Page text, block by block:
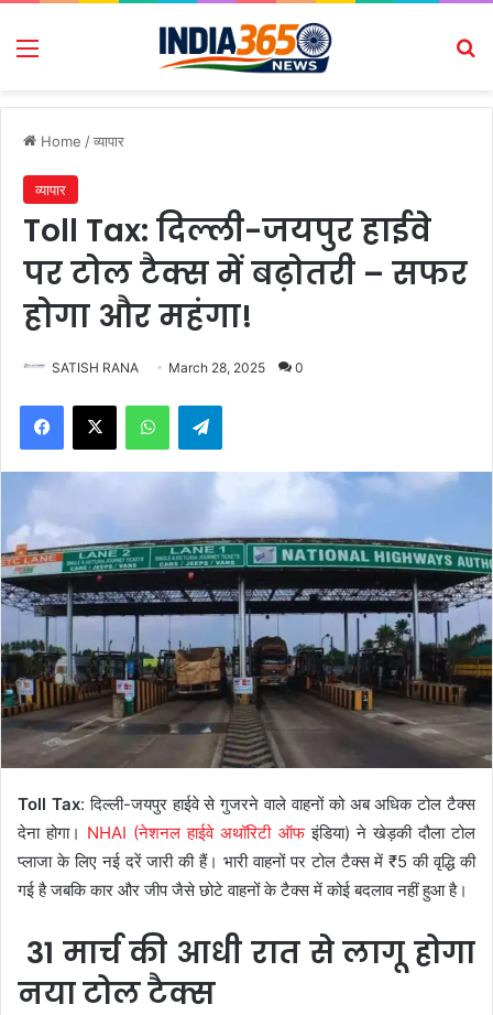
Menu
Home /व्यापार
व्यापार
Toll Tax: दिल्ली-जयपुर हाईवे
पर टोल टैक्स में बढ़ोतरी – सफर
होगा और महंगा!
SATISH RANA March 28, 2025 0
Facebook
X WhatsAppTelegram
Toll Tax: दिल्ली-जयपुर हाईवे से गुजरने वाले वाहनों को अब अधिक टोल टैक्स
देना होगा। NHAI (नेशनल हाईवे अथॉरिटी ऑफइंडिया) ने खेड़की दौला टोल
प्लाजा के लिए नई दरें जारी की हैं। भारी वाहनों पर टोल टैक्स में ₹5 की वृद्धि की
गई है जबकि कार और जीप जैसे छोटे वाहनों के टैक्स में कोई बदलाव नहीं हुआ है।
31 मार्च की आधी रात से लागू होगा
नया टोल टैक्स